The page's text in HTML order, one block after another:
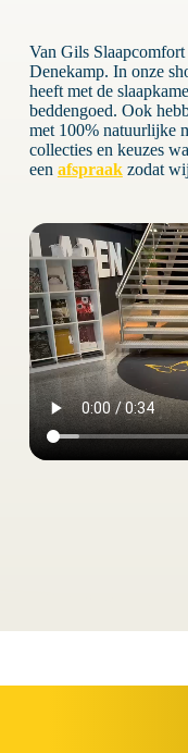
Van Gils Slaapcomfort
Denekamp. In onze
heeft met de
beddengoed. Ook
met 100% natuurlijke
collecties en keuzes
een afspraakzodat